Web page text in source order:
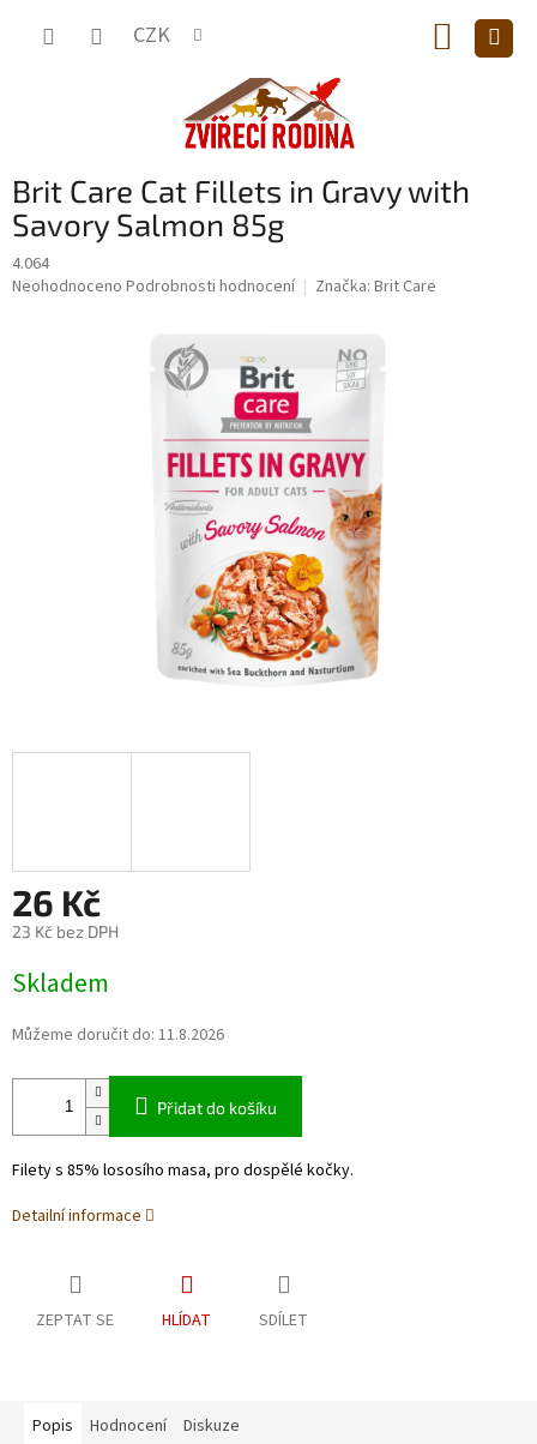
CZK
KOŠÍK
Brit Care Cat Fillets in Gravy with
Savory Salmon 85g
4.064
Průměrné
Neohodnoceno Podrobnosti hodnocení Značka: Brit Care
26 Kč
23 Kč bez DPH
cena:
Skladem
Můžeme doručit do: 11.8.2026
Přidat do košíku
Filety s 85% lososího masa, pro dospělé kočky.
Detailní informace
ZEPTAT SE HLÍDAT SDÍLET
Popis Hodnocení Diskuze